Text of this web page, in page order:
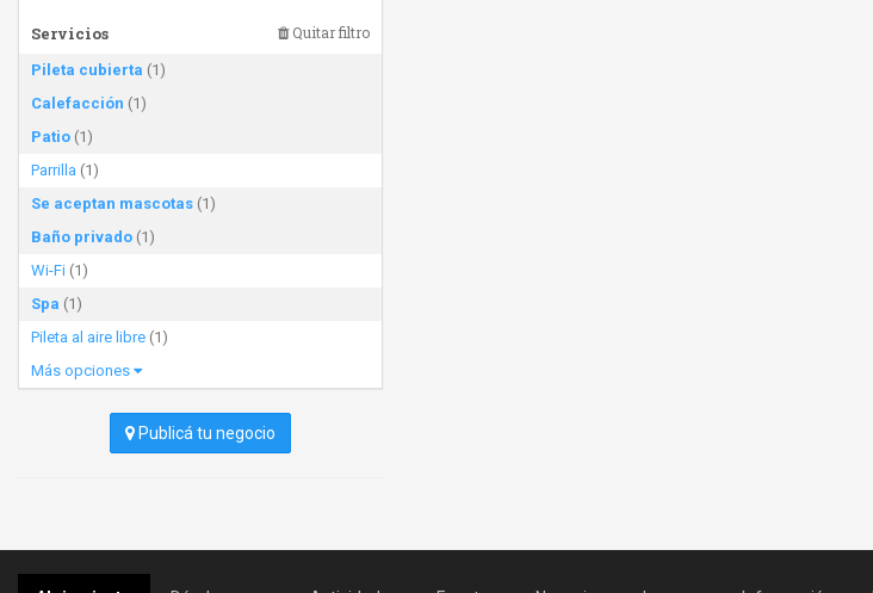
Servicios Quitar filtro
Pileta cubierta (1)
Calefacción (1)
Patio (1)
Parrilla (1)
Se aceptan mascotas (1)
Baño privado (1)
Wi-Fi (1)
Spa (1)
Pileta al aire libre (1)
Más opciones
Publicá tu negocio